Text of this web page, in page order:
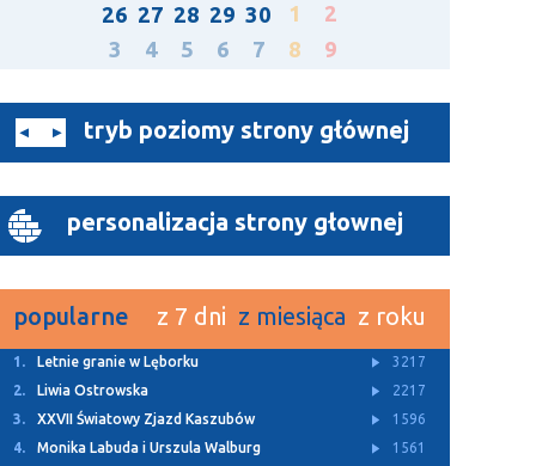
26 27 28 29 30 1
2
3
4 5 6 7 8 9
tryb poziomy strony głównej
personalizacja strony głownej
popularne z 7 dni z miesiąca z roku
1. Letnie granie w Lęborku
3217
2.
Liwia Ostrowska
2217
3.
XXVII Światowy Zjazd Kaszubów
1596
4.
Monika Labuda i Urszula Walburg
1561